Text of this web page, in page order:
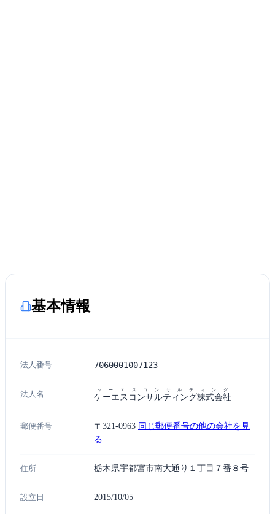
基本情報
法人番号 7060001007123
法人名 ケーエスコンサルティング株式会社
ケーエスコンサルティング
郵便番号 〒321-0963 同じ郵便番号の他の会社を見
る
住所 栃木県宇都宮市南大通り１丁目７番８号
設立日 2015/10/05